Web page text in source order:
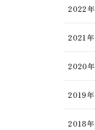
2022年
2021年
2020年
2019年
2018年